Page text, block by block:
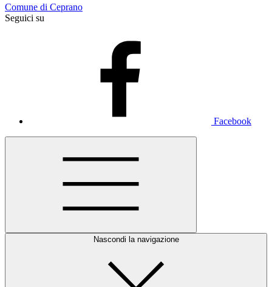
Comune di Ceprano
Seguici su
Facebook
Nascondi la navigazione